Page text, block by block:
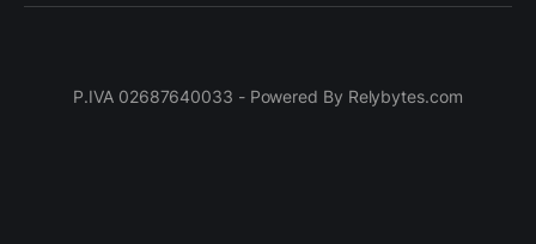
P.IVA 02687640033 - Powered By Relybytes.com